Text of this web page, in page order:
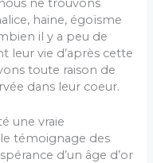
haine, égoïsme
il y a peu de
leur vie d’après cette
toute raison de
dans leur coeur.
une vraie
témoignage des
d’un âge d’or